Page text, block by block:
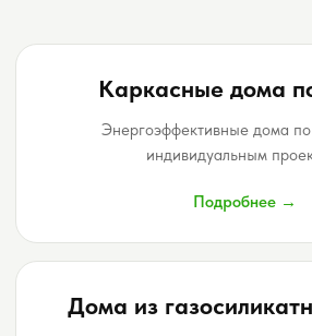
Каркасные дома
Энергоэффективные дома
индивидуальным
Подробнее →
Дома из
Дом "Бали"